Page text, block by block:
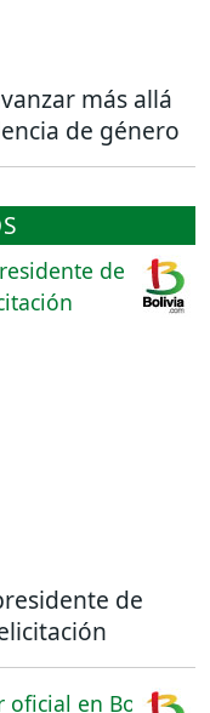
más allá
de género
de